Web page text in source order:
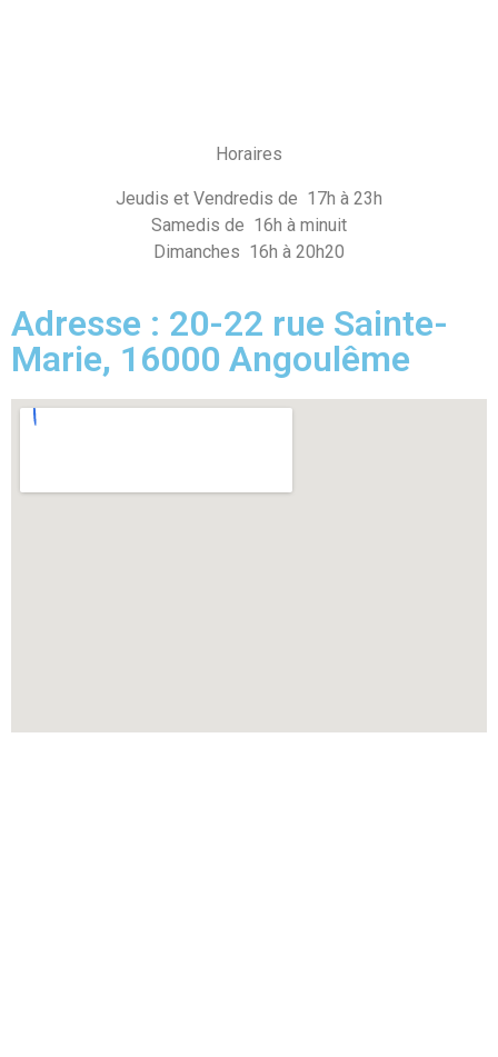
Horaires
Jeudis et Vendredis de 17h à 23h
Samedis de 16h à minuit
Dimanches 16h à 20h20
Adresse : 20-22 rue Sainte-
Marie, 16000 Angoulême